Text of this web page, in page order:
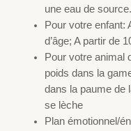
une eau de
Pour votre enfant:
d’âge; A partir de
Pour votre animal
poids dans la
dans la paume de
se lèche
Plan émotionnel/